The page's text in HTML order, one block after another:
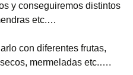
y conseguiremos distintos
etc.…
con diferentes frutas,
mermeladas etc.….